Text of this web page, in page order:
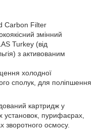
Carbon Filter
змінний
Turkey (від
з активованим
холодної
сполук, для поліпшення
картридж у
установок, пурифаєрах,
зворотного осмосу.